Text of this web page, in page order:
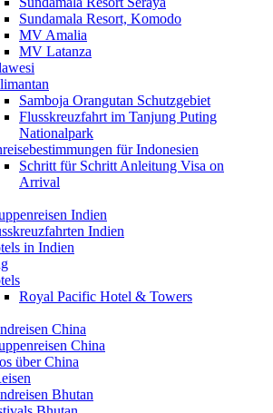
Sundamala Resort, Komodo
MV Amalia
MV Latanza
Samboja Orangutan Schutzgebiet
Flusskreuzfahrt im Tanjung Puting
Nationalpark
für Indonesien
Schritt für Schritt Anleitung Visa on
Arrival
Indien
Indien
in Indien
Royal Pacific Hotel & Towers
China
China
über China
Bhutan